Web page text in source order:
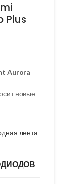
Plus
Aurora
новые
лента